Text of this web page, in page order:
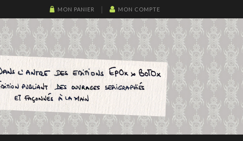
MON COMPTE
MON PANIER